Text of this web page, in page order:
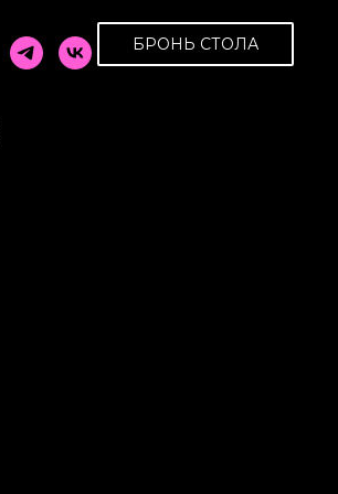
БРОНЬ СТОЛА